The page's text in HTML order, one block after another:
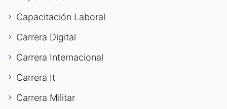
Capacitación Laboral
Carrera Digital
Carrera Internacional
Carrera It
Carrera Militar